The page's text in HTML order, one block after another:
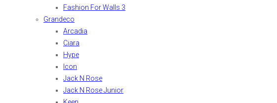
Fashion For Walls 3
Grandeco
Arcadia
Ciara
Hype
Icon
Jack N Rose
Jack N Rose Junior